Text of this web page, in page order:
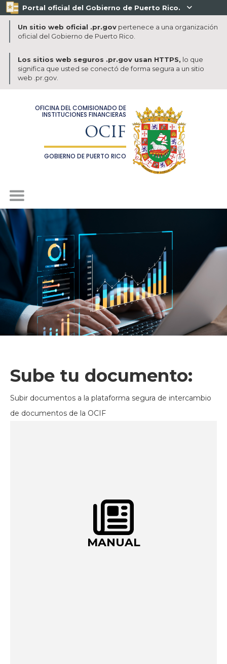
Portal oficial del Gobierno de Puerto Rico. 
Un sitio web oficial .pr.govpertenece a una organización
oficial del Gobierno de Puerto Rico.
Los sitios web seguros .pr.gov usan HTTPS, lo que
significa que usted se conectó de forma segura a un sitio
web .pr.gov.
OFICINA DEL COMISIONADO DE
INSTITUCIONES FINANCIERAS
OCIF
GOBIERNO DE PUERTO RICO
Sube tu documento:
Subir documentos a la plataforma segura de intercambio
de documentos de la OCIF
MANUAL